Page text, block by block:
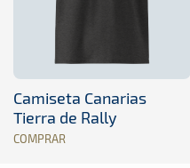
Camiseta Canarias
Tierra de Rally
COMPRAR